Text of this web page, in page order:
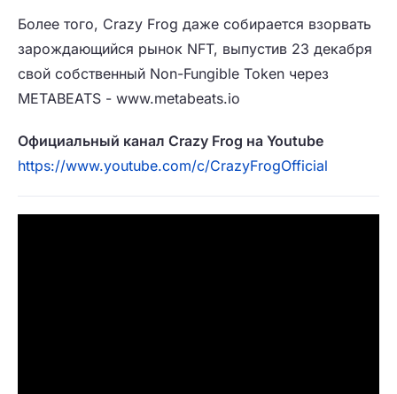
Более того, Crazy Frog даже собирается взорвать
зарождающийся рынок NFT, выпустив 23 декабря
свой собственный Non-Fungible Token через
METABEATS - www.metabeats.io
Официальный канал Crazy Frog на Youtube
https://www.youtube.com/c/CrazyFrogOfficial